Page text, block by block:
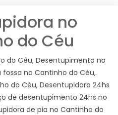
no
do Céu
do Céu, Desentupimento no
no Cantinho do Céu,
do Céu, Desentupidora 24hs
de desentupimento 24hs no
de pia no Cantinho do